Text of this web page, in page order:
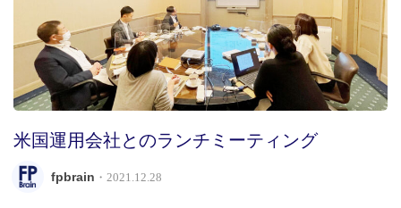
米国運用会社とのランチミーティング
fpbrain ・2021.12.28